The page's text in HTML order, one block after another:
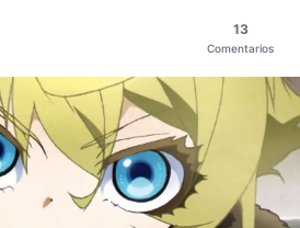
13
Comentarios